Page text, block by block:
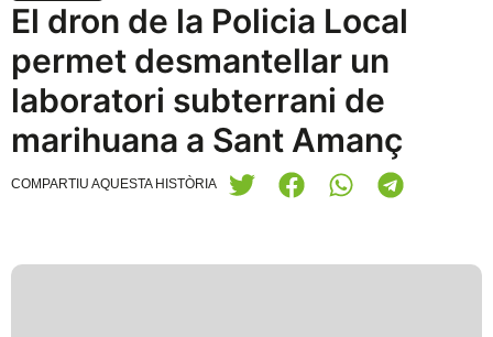
El dron de la Policia Local
permet desmantellar un
laboratori subterrani de
marihuana a Sant Amanç
COMPARTIU AQUESTA HISTÒRIA